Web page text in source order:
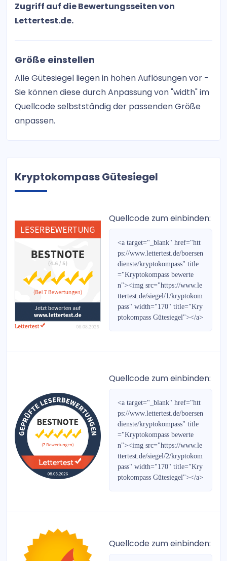
Boerse-Daily.de
DaxWaver Charttechnische Analysen
Der Goldreport
WIRTSCHAFTSINFORMATION
Swing Catcher Indikator
HOT STOCKS EUROPE
TradingGruppe 2.0
MoneyMail
Kryptokompass
Böhms DAX-Strategie
Heibel-Ticker Börsenbrief
Austria Börsenbrief
Der PLATOW Brief
Prepaid-Rabatt-Gutscheine
Zugriff auf die Bewertungsseiten von
Lettertest.de.
Größe einstellen
Alle Gütesiegel liegen in hohen Auflösungen vor -
Sie können diese durch Anpassung von "width" im
Quellcode selbstständig der passenden Größe
anpassen.
Kryptokompass Gütesiegel
Quellcode zum einbinden:
<a target="_blank" href="htt
ps://www.lettertest.de/boersen
dienste/kryptokompass" title
="Kryptokompass bewerte
n"><img src="https://www.le
ttertest.de/siegel/1/kryptokom
pass" width="170" title="Kry
ptokompass Gütesiegel"></a>
Quellcode zum einbinden:
<a target="_blank" href="htt
ps://www.lettertest.de/boersen
dienste/kryptokompass" title
="Kryptokompass bewerte
n"><img src="https://www.le
ttertest.de/siegel/2/kryptokom
pass" width="170" title="Kry
ptokompass Gütesiegel"></a>
Quellcode zum einbinden: